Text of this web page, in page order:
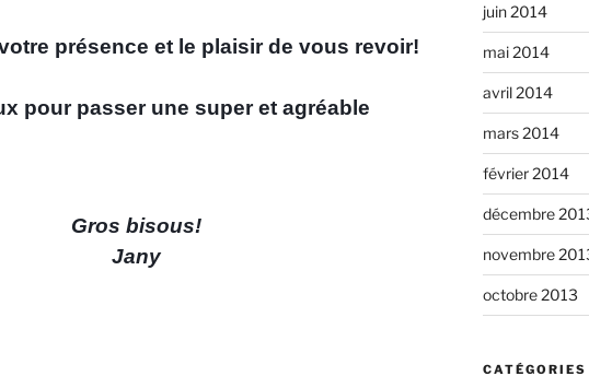
présence et le plaisir de vous revoir!
pour passer une super et agréable
Gros bisous!
Jany
juin 2014
mai 2014
avril 2014
mars 2014
février 2014
décembre
novembre
octobre 2013
CATÉGORIES